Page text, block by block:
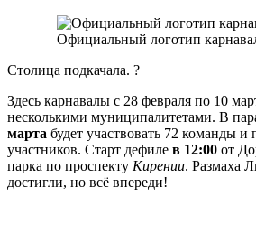
Официальный логотип
Столица подкачала. ?
Здесь карнавалы с 28 февраля по 10
несколькими муниципалитетами. В
марта будет участвовать 72 команды и
участников. Старт дефиле в 12:00 от
парка по проспекту Кирении. Размаха
достигли, но всё впереди!